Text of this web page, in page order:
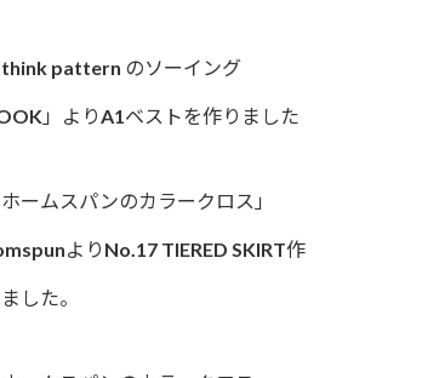
think pattern のソーイング
」よりA1ベストを作りました
ホームスパンのカラークロス」
よりNo.17 TIERED SKIRT作
した。